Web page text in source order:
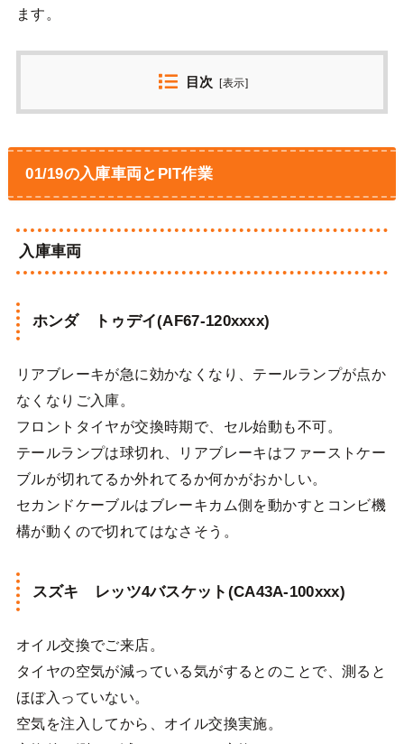
ます。
目次 [表示]
01/19の入庫車両とPIT作業
入庫車両
ホンダ トゥデイ(AF67-120xxxx)
リアブレーキが急に効かなくなり、テールランプが点か
なくなりご入庫。
フロントタイヤが交換時期で、セル始動も不可。
テールランプは球切れ、リアブレーキはファーストケー
ブルが切れてるか外れてるか何かがおかしい。
セカンドケーブルはブレーキカム側を動かすとコンビ機
構が動くので切れてはなさそう。
スズキ レッツ4バスケット(CA43A-100xxx)
オイル交換でご来店。
タイヤの空気が減っている気がするとのことで、測ると
ほぼ入っていない。
空気を注入してから、オイル交換実施。